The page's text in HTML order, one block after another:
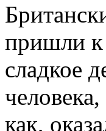
пришли к
сладкое
как,